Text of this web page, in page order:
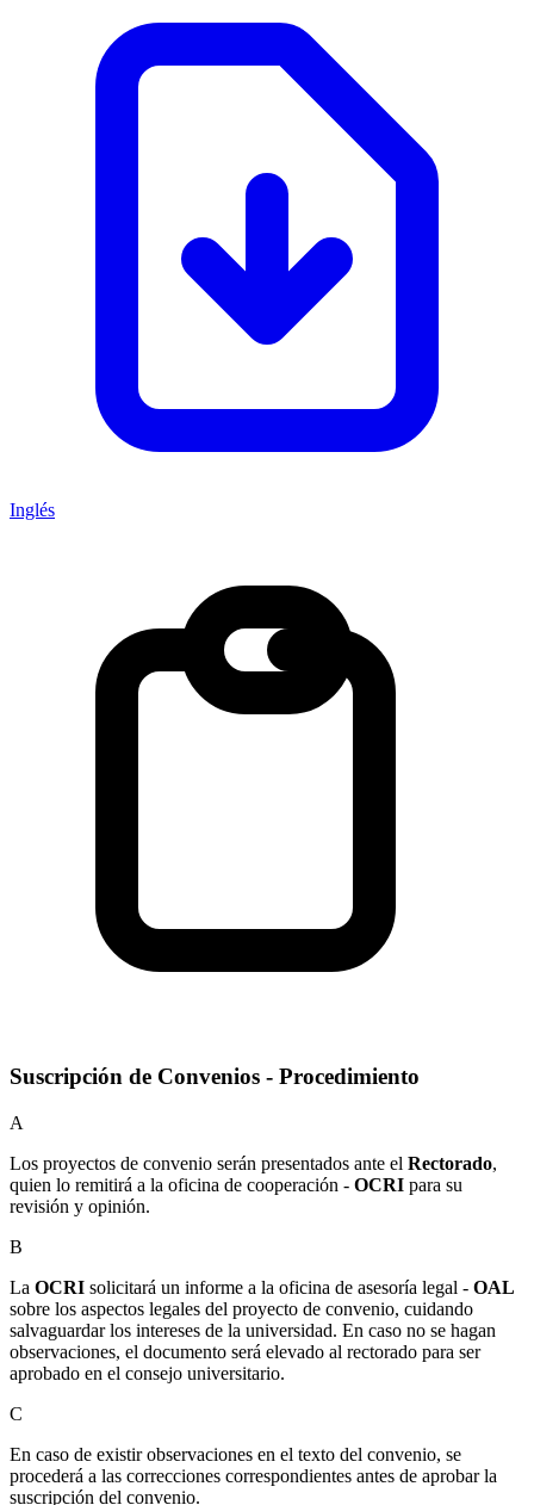
Inglés
Suscripción de Convenios - Procedimiento
A
Los proyectos de convenio serán presentados ante el Rectorado,
quien lo remitirá a la oficina de cooperación - OCRI para su
revisión y opinión.
B
La OCRI solicitará un informe a la oficina de asesoría legal - OAL
sobre los aspectos legales del proyecto de convenio, cuidando
salvaguardar los intereses de la universidad. En caso no se hagan
observaciones, el documento será elevado al rectorado para ser
aprobado en el consejo universitario.
C
En caso de existir observaciones en el texto del convenio, se
procederá a las correcciones correspondientes antes de aprobar la
suscripción del convenio.